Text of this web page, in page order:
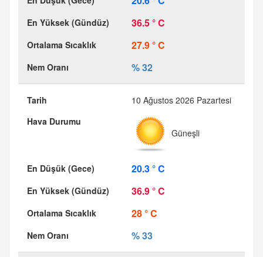
36.5 ° C
27.9 ° C
% 32
10 Ağustos 2026 Pazartesi
Güneşli
20.3 ° C
36.9 ° C
28 ° C
% 33